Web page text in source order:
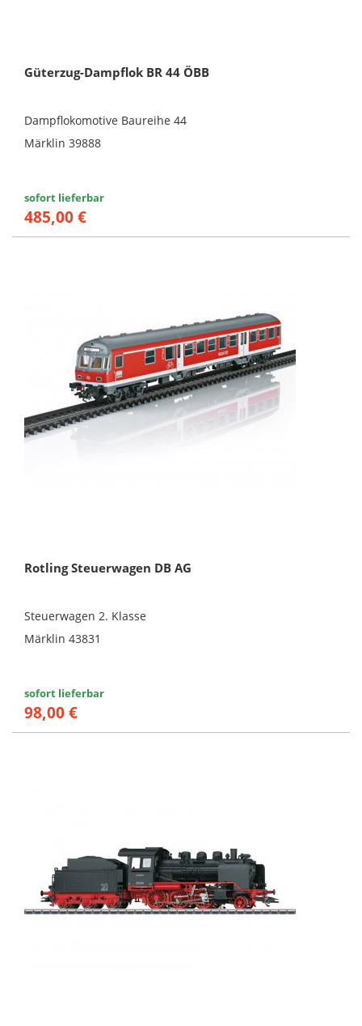
Güterzug-Dampflok BR 44 ÖBB
Dampflokomotive Baureihe 44
Märklin 39888
sofort lieferbar
485,00 €
Rotling Steuerwagen DB AG
Steuerwagen 2. Klasse
Märklin 43831
sofort lieferbar
98,00 €